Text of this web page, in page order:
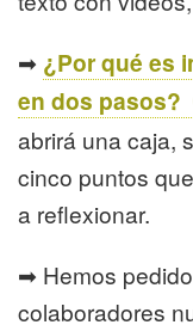
➡ ¿Por qué es
en dos pasos?
abrirá una caja,
cinco puntos
a reflexionar.
➡ Hemos
colaboradores